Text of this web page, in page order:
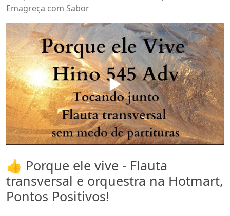
Emagreça com Sabor
▶️
👍 Porque ele vive - Flauta
transversal e orquestra na Hotmart,
Pontos Positivos!